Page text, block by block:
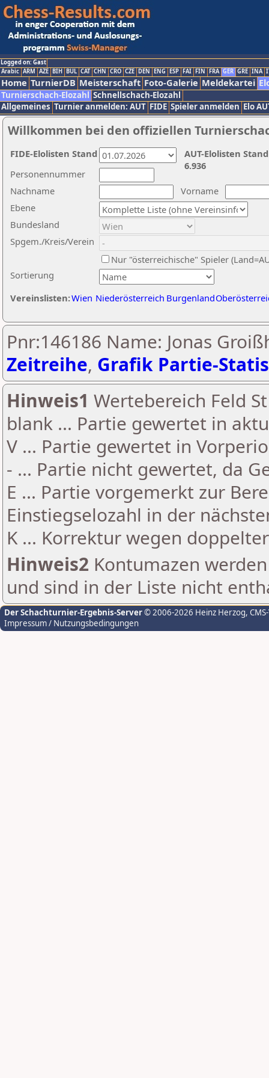
Logged on: Gast
Arabic ARM AZE BIH BUL CAT CHN CRO CZE DEN ENG ESP FAI FIN FRA GER GRE INA
Home TurnierDB Meisterschaft Foto-Galerie Meldekartei
Turnierschach-Elozahl Schnellschach-Elozahl
Allgemeines Turnier anmelden: AUT FIDE Spieler anmelden Elo
Willkommen bei den offiziellen
Nachname
Vorname
Ebene
Sortierung
Personennummer
Bundesland
Spgem./Kreis/Verein
Nur "österreichische" Spieler
Vereinslisten:Wien Niederösterreich Burgenland
AUT-Elolisten
6.936
FIDE-Elolisten Stand
Pnr:146186 Name: Jonas
Zeitreihe, Grafik Partie-
Hinweis1 Wertebereich Feld
blank ... Partie gewertet in
V ... Partie gewertet in
- ... Partie nicht gewertet, da
E ... Partie vorgemerkt zur
Einstiegselozahl in der
K ... Korrektur wegen
Hinweis2 Kontumazen
und sind in der Liste nicht
Der Schachturnier-Ergebnis-Server© 2006-2026 Heinz Herzog,
Impressum / Nutzungsbedingungen